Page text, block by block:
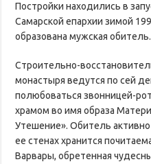
Постройки находились в
Самарской епархии зимой
образована мужская обитель.
Строительно-
монастыря ведутся по сей
полюбоваться звонницей-
храмом во имя образа
Утешение». Обитель
ее стенах хранится
Варвары, обретенная